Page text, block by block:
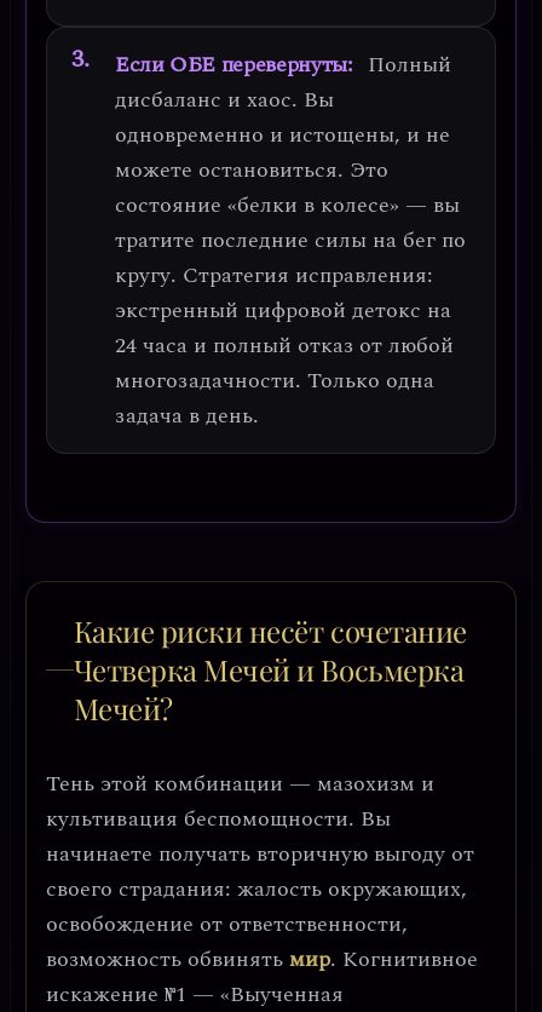
Если ОБЕ перевернуты: Полный
дисбаланс и хаос. Вы
одновременно и истощены, и не
можете остановиться. Это
состояние «белки в колесе» — вы
тратите последние силы на бег по
кругу. Стратегия исправления:
экстренный цифровой детокс на
24 часа и полный отказ от любой
многозадачности. Только одна
задача в день.
Какие риски несёт сочетание
Четверка Мечей и Восьмерка
Мечей?
Тень этой комбинации — мазохизм и
культивация беспомощности. Вы
начинаете получать вторичную выгоду от
своего страдания: жалость окружающих,
освобождение от ответственности,
возможность обвинятьмир. Когнитивное
искажение №1 — «Выученная